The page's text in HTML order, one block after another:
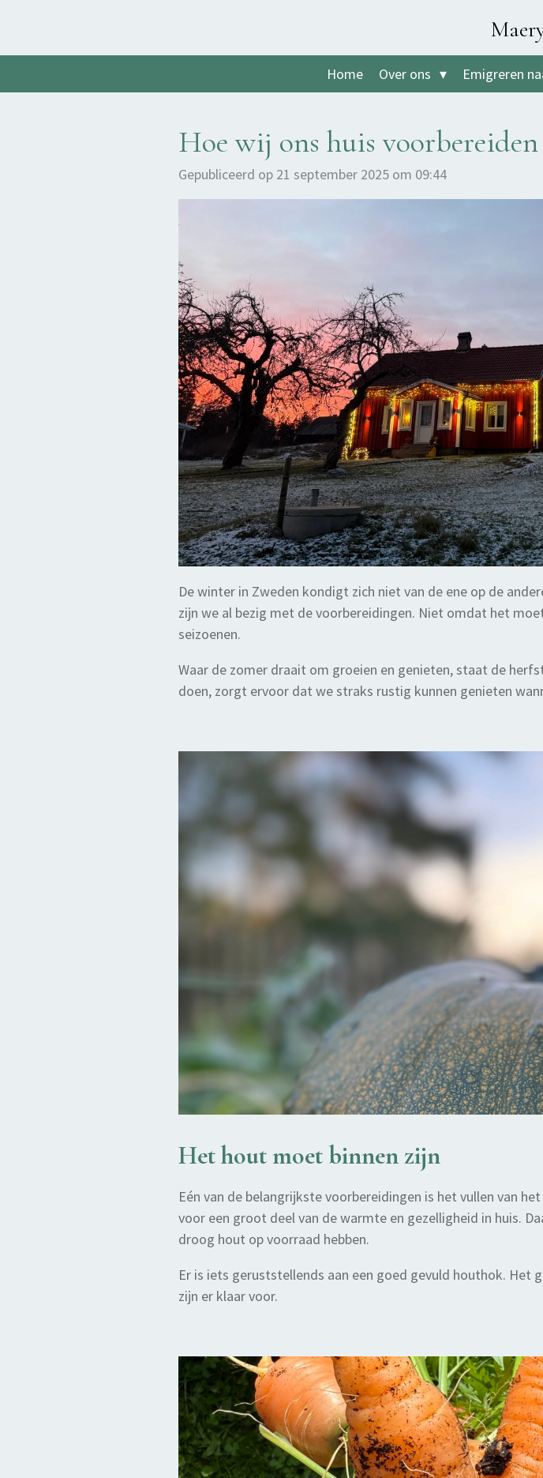
naar
Home Over ons Emigreren
Hoe wij ons huis
Gepubliceerd op 21 september 2025 om 09:44
De winter in Zweden kondigt zich niet van de ene op de
zijn we al bezig met de voorbereidingen. Niet omdat het
seizoenen.
Waar de zomer draait om groeien en genieten, staat de
doen, zorgt ervoor dat we straks rustig kunnen genieten
Het hout moet binnen zijn
Eén van de belangrijkste voorbereidingen is het vullen van
voor een groot deel van de warmte en gezelligheid in huis.
droog hout op voorraad hebben.
Er is iets geruststellends aan een goed gevuld houthok.
zijn er klaar voor.